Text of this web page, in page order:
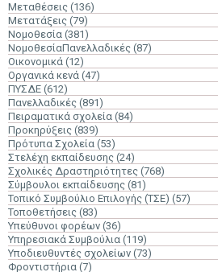
Μεταθέσεις (136)
Μετατάξεις (79)
Νομοθεσία (381)
ΝομοθεσίαΠανελλαδικές (87)
Οικονομικά (12)
Οργανικά κενά (47)
ΠΥΣΔΕ (612)
Πανελλαδικές (891)
Πειραματικά σχολεία (84)
Προκηρύξεις (839)
Πρότυπα Σχολεία (53)
Στελέχη εκπαίδευσης (24)
Σχολικές Δραστηριότητες (768)
Σύμβουλοι εκπαίδευσης (81)
Τοπικό Συμβούλιο Επιλογής (ΤΣΕ) (57)
Τοποθετήσεις (83)
Υπεύθυνοι φορέων (36)
Υπηρεσιακά Συμβούλια (119)
Υποδιευθυντές σχολείων (73)
Φροντιστήρια (7)